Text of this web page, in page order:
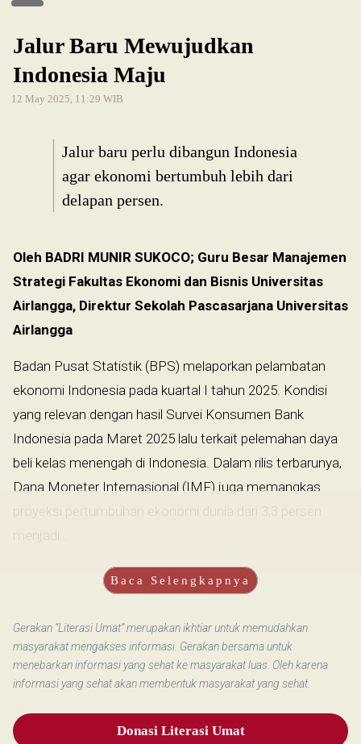
Jalur Baru Mewujudkan
Indonesia Maju
12 May 2025, 11:29 WIB
Jalur baru perlu dibangun Indonesia
agar ekonomi bertumbuh lebih dari
delapan persen.
Oleh BADRI MUNIR SUKOCO; Guru Besar Manajemen
Strategi Fakultas Ekonomi dan Bisnis Universitas
Airlangga, Direktur Sekolah Pascasarjana Universitas
Airlangga
Badan Pusat Statistik (BPS) melaporkan pelambatan
ekonomi Indonesia pada kuartal I tahun 2025. Kondisi
yang relevan dengan hasil Survei Konsumen Bank
Indonesia pada Maret 2025 lalu terkait pelemahan daya
beli kelas menengah di Indonesia. Dalam rilis terbarunya,
Dana Moneter Internasional (IMF) juga memangkas
proyeksi pertumbuhan ekonomi dunia dari 3,3 persen
menjadi...
Baca Selengkapnya
Gerakan “Literasi Umat” merupakan ikhtiar untuk memudahkan
masyarakat mengakses informasi. Gerakan bersama untuk
menebarkan informasi yang sehat ke masyarakat luas. Oleh karena
informasi yang sehat akan membentuk masyarakat yang sehat.
Donasi Literasi Umat